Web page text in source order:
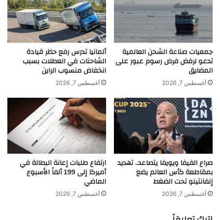
khabar3ajeldubai.com — سبيس إكس توقع صفقة ضخمة
لتزويد غوغل بخدمات الحوسبة للذكاء الاصطناعي
إكس سبيس صفقة
ضخمة
ن
6
ا
ق
ل
ت
ض
م
ن
ط
و
ل
ا
ف
ط
ا
ر
أ
ل
ا
ن
ي
ب
4
أ
ش
ه
جمعيات صناعة الشحن العالمية
تدعو لرفض فرض رسوم عبور على
المضايق
أغسطس 7, 2026
ألمانيا تدرس رفع حظر قيادة
الشاحنات في العطلات بسبب
انخفاض منسوب الراين
أغسطس 7, 2026
صراع الفيفا ويويفا يتصاعد.. تهديد
بمقاطعة كأس العالم يضع
إنفانتينو تحت الضغط
أغسطس 7, 2026
ارتفاع طلبات إعانة البطالة في
أميركا إلى 199 ألفاً الأسبوع
الماضي
أغسطس 7, 2026